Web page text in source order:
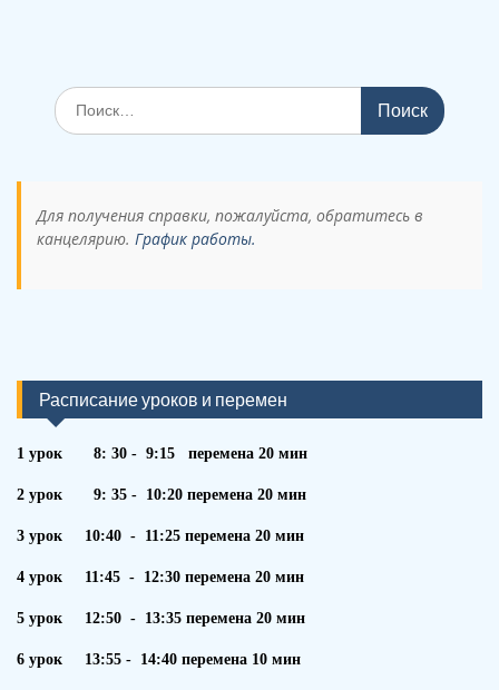
Поиск
по:
Для получения справки, пожалуйста, обратитесь в
канцелярию. График работы.
Расписание уроков и перемен
1 урок 8: 30 - 9:15 перемена 20 мин
2 урок 9: 35 - 10:20 перемена 20 мин
3 урок 10:40 - 11:25 перемена 20 мин
4 урок 11:45 - 12:30 перемена 20 мин
5 урок 12:50 - 13:35 перемена 20 мин
6 урок 13:55 - 14:40 перемена 10 мин